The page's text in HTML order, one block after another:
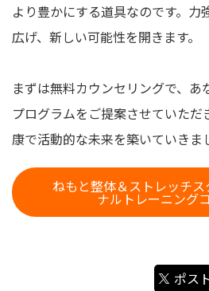
より豊かにする道具なのです。力
広げ、新しい可能性を開きます。
まずは無料カウンセリングで、あ
プログラムをご提案させていただ
康で活動的な未来を築いていきま
ねもと整体＆ストレッチ
ナルトレーニング
ポス